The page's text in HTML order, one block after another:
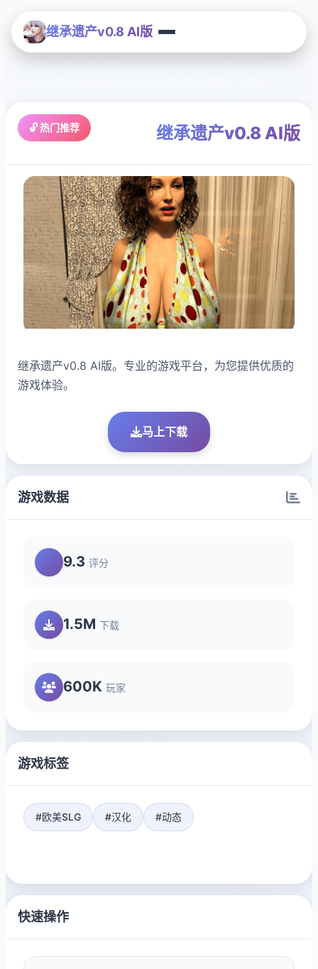
继承遗产v0.8 AI版
🔓 热门推荐 继承遗产v0.8 AI版
继承遗产v0.8 AI版。专业的游戏平台，为您提供优质的
游戏体验。
马上下载
游戏数据
9.3 评分
1.5M 下载
600K 玩家
游戏标签
#欧美SLG #汉化 #动态
快速操作